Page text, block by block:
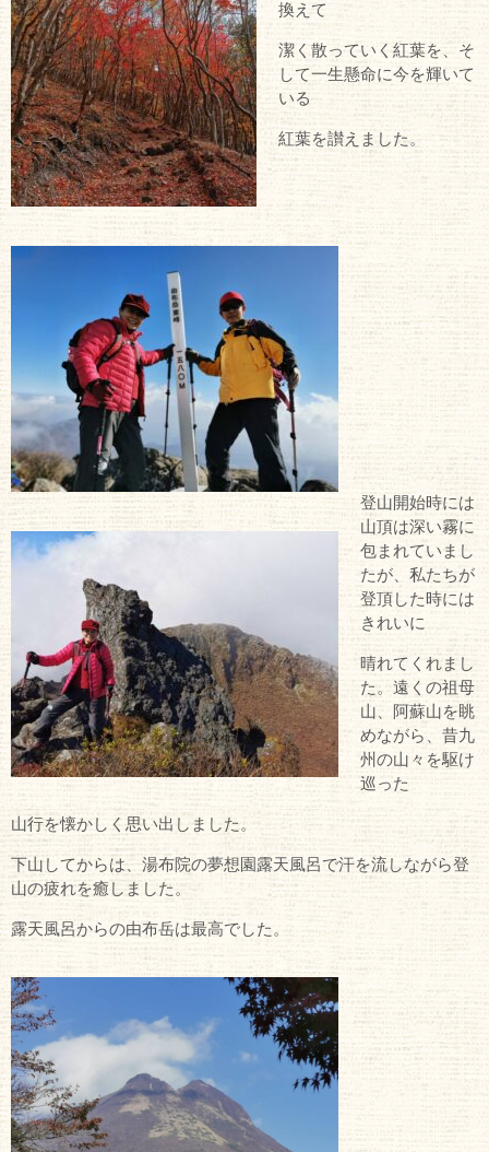
換えて
潔く散っていく紅葉を、そ
して一生懸命に今を輝いて
いる
紅葉を讃えました。
登山開始時には
山頂は深い霧に
包まれていまし
たが、私たちが
登頂した時には
きれいに
晴れてくれまし
た。遠くの祖母
山、阿蘇山を眺
めながら、昔九
州の山々を駆け
巡った
山行を懐かしく思い出しました。
下山してからは、湯布院の夢想園露天風呂で汗を流しながら登
山の疲れを癒しました。
露天風呂からの由布岳は最高でした。